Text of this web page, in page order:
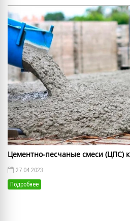
Цементно-песчаные смеси (ЦПС)
27.04.2023
Подробнее